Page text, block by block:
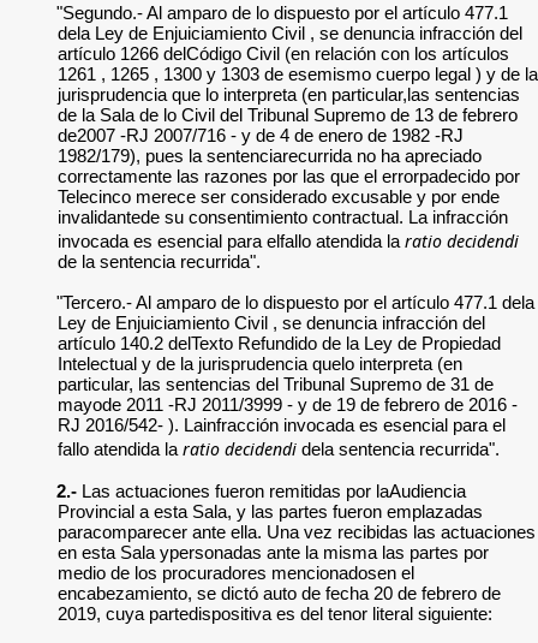
"Segundo.- Al amparo de lo dispuesto por el artículo 477.1
dela Ley de Enjuiciamiento Civil , se denuncia infracción del
artículo 1266 delCódigo Civil (en relación con los artículos
1261 , 1265 , 1300 y 1303 de esemismo cuerpo legal ) y de la
jurisprudencia que lo interpreta (en particular,las sentencias
de la Sala de lo Civil del Tribunal Supremo de 13 de febrero
de2007 -RJ 2007/716 - y de 4 de enero de 1982 -RJ
1982/179), pues la sentenciarecurrida no ha apreciado
correctamente las razones por las que el errorpadecido por
Telecinco merece ser considerado excusable y por ende
invalidantede su consentimiento contractual. La infracción
invocada es esencial para elfallo atendida la ratio decidendi
de la sentencia recurrida".
"Tercero.- Al amparo de lo dispuesto por el artículo 477.1 dela
Ley de Enjuiciamiento Civil , se denuncia infracción del
artículo 140.2 delTexto Refundido de la Ley de Propiedad
Intelectual y de la jurisprudencia quelo interpreta (en
particular, las sentencias del Tribunal Supremo de 31 de
mayode 2011 -RJ 2011/3999 - y de 19 de febrero de 2016 -
RJ 2016/542- ). Lainfracción invocada es esencial para el
fallo atendida la ratio decidendi dela sentencia recurrida".
2.- Las actuaciones fueron remitidas por laAudiencia
Provincial a esta Sala, y las partes fueron emplazadas
paracomparecer ante ella. Una vez recibidas las actuaciones
en esta Sala ypersonadas ante la misma las partes por
medio de los procuradores mencionadosen el
encabezamiento, se dictó auto de fecha 20 de febrero de
2019, cuya partedispositiva es del tenor literal siguiente: